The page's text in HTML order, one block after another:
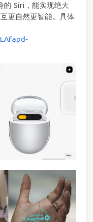
的 Siri，能实现绝大
更自然更智能。具体